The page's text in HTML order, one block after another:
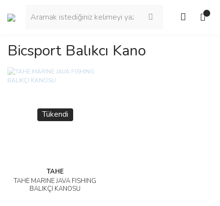
Bicsport Balıkcı Kano
Tükendi
TAHE
TAHE MARINE JAVA FISHING
BALIKÇI KANOSU